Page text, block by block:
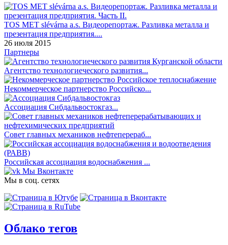
TOS MET slévárna a.s. Видеорепортаж. Разливка металла и
презентация предприятия....
26 июля 2015
Партнеры
Агентство технологиеческого развития...
Некоммерческое партнерство Российско...
Ассоциация Сибдальвостокгаз...
Совет главных механиков нефтеперераб...
Российская ассоциация водоснабжения ...
Мы Вконтакте
Мы в соц. сетях
Облако тегов